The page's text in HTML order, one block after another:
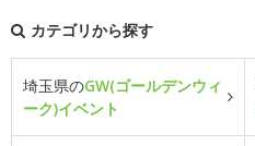
カテゴリから探す
埼玉県のGW(ゴールデンウィ
ーク)イベント